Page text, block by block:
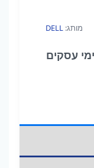
מותג: DELL